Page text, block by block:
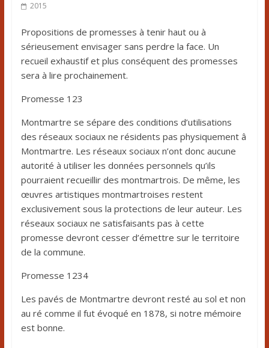
2015
Propositions de promesses à tenir haut ou à
sérieusement envisager sans perdre la face. Un
recueil exhaustif et plus conséquent des promesses
sera à lire prochainement.
Promesse 123
Montmartre se sépare des conditions d’utilisations
des réseaux sociaux ne résidents pas physiquement â
Montmartre. Les réseaux sociaux n’ont donc aucune
autorité à utiliser les données personnels qu’ils
pourraient recueillir des montmartrois. De même, les
œuvres artistiques montmartroises restent
exclusivement sous la protections de leur auteur. Les
réseaux sociaux ne satisfaisants pas à cette
promesse devront cesser d’émettre sur le territoire
de la commune.
Promesse 1234
Les pavés de Montmartre devront resté au sol et non
au ré comme il fut évoqué en 1878, si notre mémoire
est bonne.